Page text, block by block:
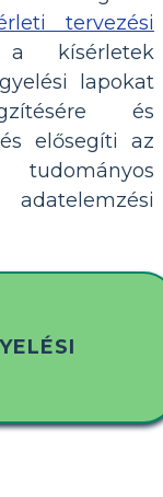
tervezési
kísérletek
lapokat
és
elősegíti az